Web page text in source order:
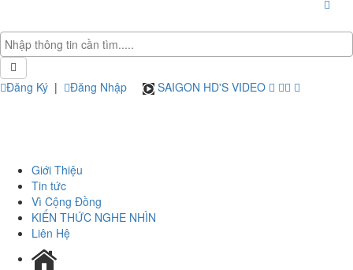
Đăng Ký | Đăng Nhập SAIGON HD'S VIDEO
Giới Thiệu
Tin tức
Vì Cộng Đồng
KIẾN THỨC NGHE NHÌN
Liên Hệ